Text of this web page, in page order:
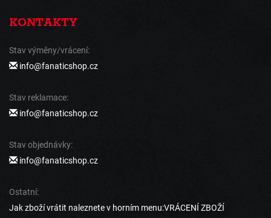
KONTAKTY
Stav výměny/vrácení:
info@fanaticshop.cz
Stav reklamace:
info@fanaticshop.cz
Stav objednávky:
info@fanaticshop.cz
Ostatní:
Jak zboží vrátit naleznete v horním menu:VRÁCENÍ ZBOŽÍ